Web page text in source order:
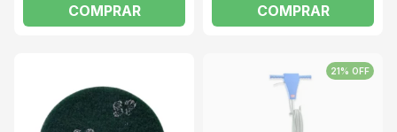
COMPRAR COMPRAR
21% OFF